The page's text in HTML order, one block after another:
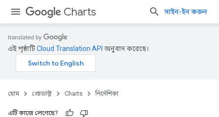
Charts সাইন-ইন করুন
এই পৃষ্ঠাটিCloud Translation API অনুবাদ করেছে।
হোম প্রোডাক্ট Charts নির্দেশিকা
এটি কাজে লেগেছে?